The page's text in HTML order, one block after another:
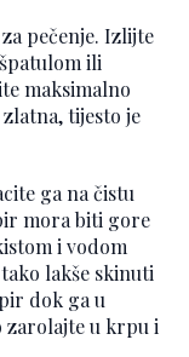
pečenje. Izlijte
ili
maksimalno
tijesto je
ga na čistu
mora biti gore
i vodom
lakše skinuti
dok ga u
zarolajte u krpu i